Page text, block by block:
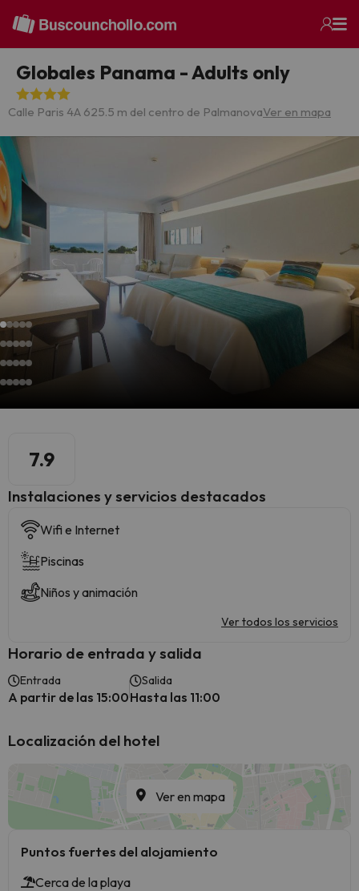
Globales Panama - Adults only
Calle Paris 4A 625.5 m del centro de PalmanovaVer en mapa
7.9
Instalaciones y servicios destacados
Wifi e Internet
Piscinas
Niños y animación
Ver todos los servicios
Horario de entrada y salida
Entrada
A partir de las 15:00
Salida
Hasta las 11:00
Localización del hotel
Ver en mapa
Puntos fuertes del alojamiento
Cerca de la playa